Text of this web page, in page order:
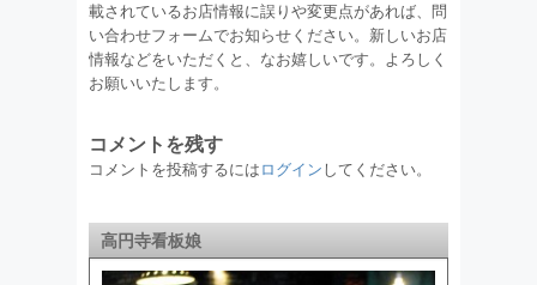
載されているお店情報に誤りや変更点があれば、問
い合わせフォームでお知らせください。新しいお店
情報などをいただくと、なお嬉しいです。よろしく
お願いいたします。
コメントを残す
コメントを投稿するにはログインしてください。
高円寺看板娘